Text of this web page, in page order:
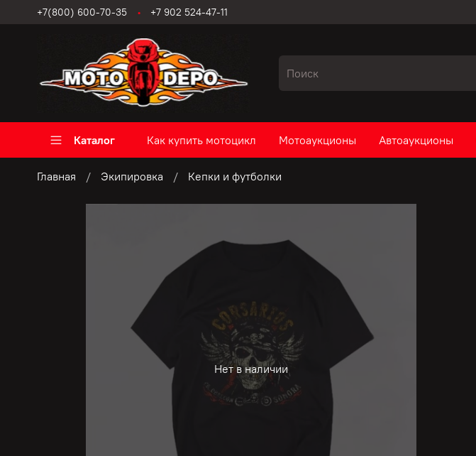
+7(800) 600-70-35 +7 902 524-47-11
Каталог Как купить мотоцикл Мотоаукционы Автоаукционы
Главная Экипировка Кепки и футболки
Нет в наличии